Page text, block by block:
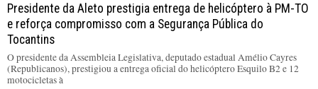
Presidente da Aleto prestigia entrega de helicóptero à PM-TO
e reforça compromisso com a Segurança Pública do
Tocantins
O presidente da Assembleia Legislativa, deputado estadual Amélio Cayres
(Republicanos), prestigiou a entrega oficial do helicóptero Esquilo B2 e 12
motocicletas à